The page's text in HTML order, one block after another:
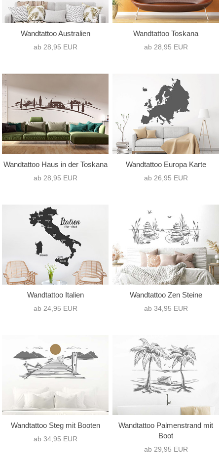
Wandtattoo Australien
ab 28,95 EUR
Wandtattoo Toskana
ab 28,95 EUR
Wandtattoo Haus in der Toskana
ab 28,95 EUR
Wandtattoo Europa Karte
ab 26,95 EUR
Wandtattoo Italien
ab 24,95 EUR
Wandtattoo Zen Steine
ab 34,95 EUR
Wandtattoo Steg mit Booten
ab 34,95 EUR
Wandtattoo Palmenstrand mit
Boot
ab 29,95 EUR